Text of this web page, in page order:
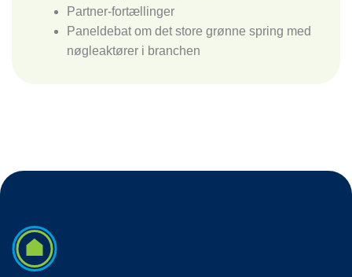
Partner-fortællinger
Paneldebat om det store grønne spring med
nøgleaktører i branchen